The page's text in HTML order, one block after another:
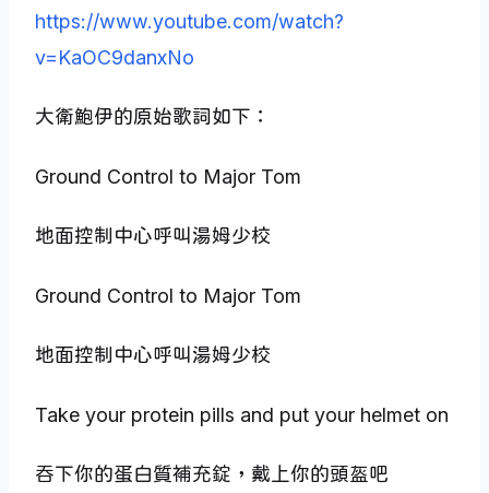
https://www.youtube.com/watch?
v=KaOC9danxNo
大衛鮑伊的原始歌詞如下：
Ground Control to Major Tom
地面控制中心呼叫湯姆少校
Ground Control to Major Tom
地面控制中心呼叫湯姆少校
Take your protein pills and put your helmet on
吞下你的蛋白質補充錠，戴上你的頭盔吧